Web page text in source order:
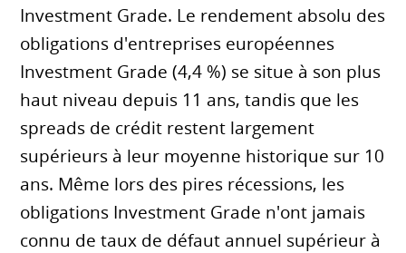
Investment Grade. Le rendement absolu des
obligations d'entreprises européennes
Investment Grade (4,4 %) se situe à son plus
haut niveau depuis 11 ans, tandis que les
spreads de crédit restent largement
supérieurs à leur moyenne historique sur 10
ans. Même lors des pires récessions, les
obligations Investment Grade n'ont jamais
connu de taux de défaut annuel supérieur à